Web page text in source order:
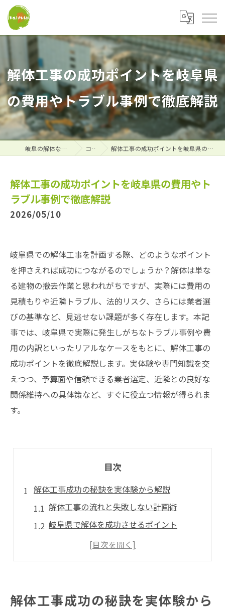
解体工事の成功ポイントを岐阜県
の費用やトラブル事例で徹底解説
岐阜の解体なら株式会社大福 コラム 解体工事の成功ポイントを岐阜県の費用やトラブル事例で徹底解説
解体工事の成功ポイントを岐阜県の費用やト
ラブル事例で徹底解説
2026/05/10
岐阜県での解体工事を計画する際、どのようなポイント
を押さえれば成功につながるのでしょうか？解体は単な
る建物の撤去作業と思われがちですが、実際には費用の
見積もりや近隣トラブル、法的リスク、さらには業者選
びの基準など、見逃せない課題が多く存在します。本記
事では、岐阜県で実際に発生しがちなトラブル事例や費
用の内訳といったリアルなケースをもとに、解体工事の
成功ポイントを徹底解説します。実体験や専門知識を交
えつつ、予算面や信頼できる業者選定、近隣との良好な
関係維持への具体策など、すぐに役立つ情報が得られま
す。
目次
解体工事成功の秘訣を実体験から解説
解体工事の流れと失敗しない計画術
岐阜県で解体を成功させるポイント
実体験から学ぶ解体工事の注意点
岐阜県で失敗しない解体ポイント公開
解体工事成功の秘訣を実体験から